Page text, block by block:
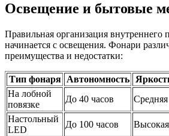
Освещение и бытовые
Правильная организация внутреннего
начинается с освещения. Фонари
преимущества и недостатки:
Тип фонаря Автономность
На лобной
повязке
До 40 часов Средняя
Настольный
LED
До 100 часов Высокая